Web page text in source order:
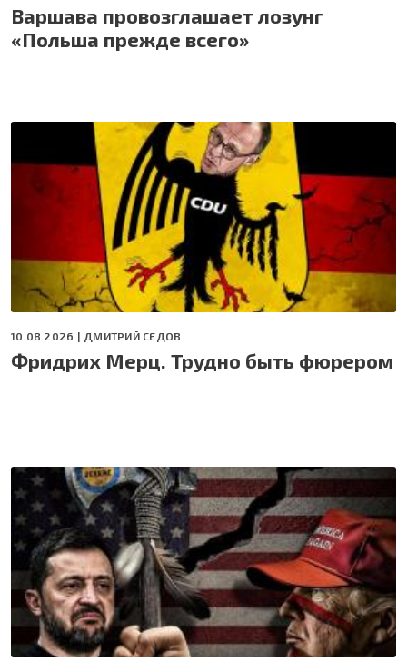
Варшава провозглашает лозунг
«Польша прежде всего»
10.08.2026 | ДМИТРИЙ СЕДОВ
Фридрих Мерц. Трудно быть фюрером